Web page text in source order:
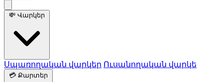
💸 Վարկեր
Սպառողական վարկեր Ուսանողական
💳 Քարտեր